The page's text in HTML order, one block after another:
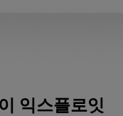
익스플로잇